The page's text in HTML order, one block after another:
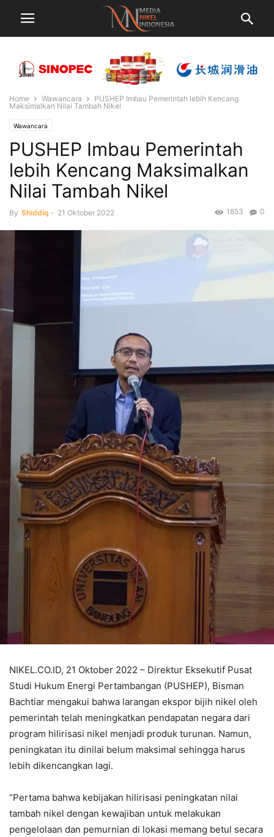
Home Wawancara
PUSHEP Imbau Pemerintah lebih Kencang
Maksimalkan Nilai Tambah Nikel
Wawancara
PUSHEP Imbau Pemerintah
lebih Kencang Maksimalkan
Nilai Tambah Nikel
By Shiddiq - 21 Oktober 2022 0
1853
NIKEL.CO.ID, 21 Oktober 2022 – Direktur Eksekutif Pusat
Studi Hukum Energi Pertambangan (PUSHEP), Bisman
Bachtiar mengakui bahwa larangan ekspor bijih nikel oleh
pemerintah telah meningkatkan pendapatan negara dari
program hilirisasi nikel menjadi produk turunan. Namun,
peningkatan itu dinilai belum maksimal sehingga harus
lebih dikencangkan lagi.
“Pertama bahwa kebijakan hilirisasi peningkatan nilai
tambah nikel dengan kewajiban untuk melakukan
pengelolaan dan pemurnian di lokasi memang betul secara